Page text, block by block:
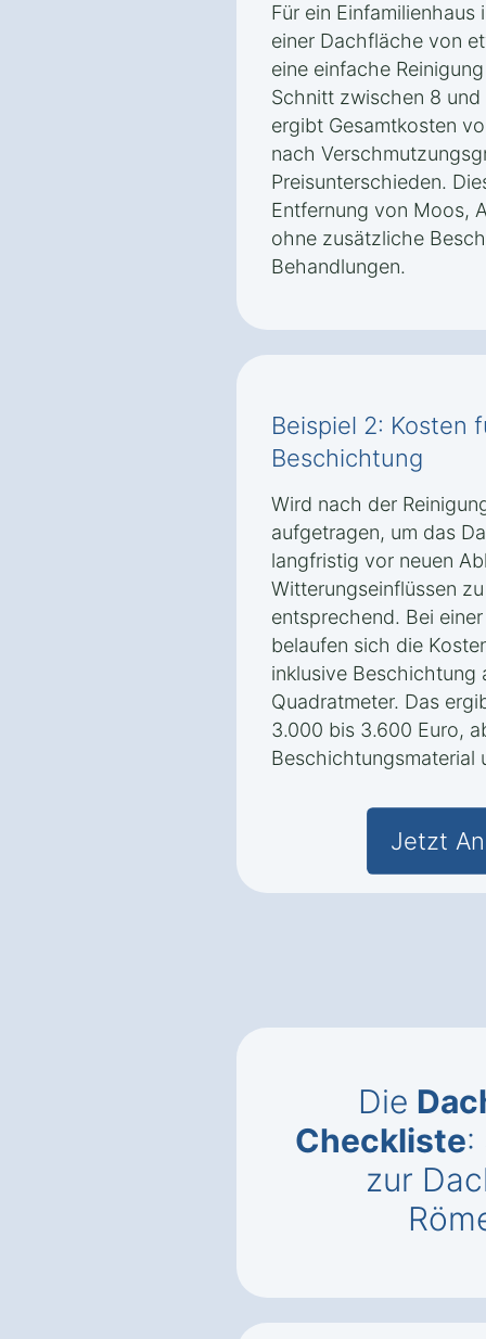
Für ein Einfamilienhaus
einer Dachfläche von
eine einfache
Schnitt zwischen 8 und
ergibt Gesamtkosten
nach
Preisunterschieden.
Entfernung von Moos,
ohne zusätzliche
Behandlungen.
Beispiel 2: Kosten
Beschichtung
Wird nach der
aufgetragen, um das
langfristig vor neuen
Witterungseinflüssen
entsprechend. Bei
belaufen sich die
inklusive
Quadratmeter. Das
3.000 bis 3.600 Euro,
Beschichtungsmaterial
Jetzt
Die
Checkliste:
zur